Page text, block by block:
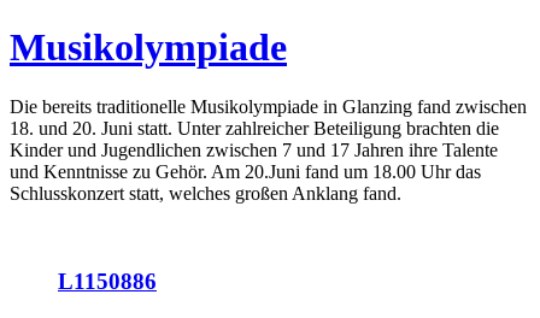
Musikolympiade
Die bereits traditionelle Musikolympiade in Glanzing fand zwischen
18. und 20. Juni statt. Unter zahlreicher Beteiligung brachten die
Kinder und Jugendlichen zwischen 7 und 17 Jahren ihre Talente
und Kenntnisse zu Gehör. Am 20.Juni fand um 18.00 Uhr das
Schlusskonzert statt, welches großen Anklang fand.
L1150886